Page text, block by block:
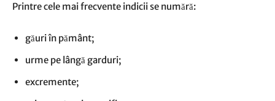
Printre cele mai frecvente indicii se numără:
găuri în pământ;
urme pe lângă garduri;
excremente;